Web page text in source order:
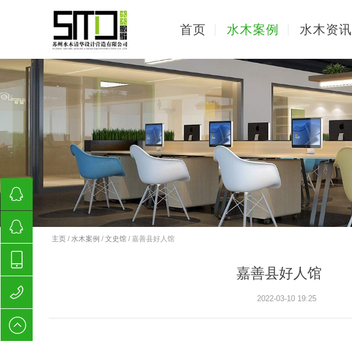
首页 水木案例 水木资讯
主页 / 水木案例 / 文史馆 / 嘉善县好人馆
嘉善县好人馆
2022-03-10 19:25
648692860
13913181195
13913181195